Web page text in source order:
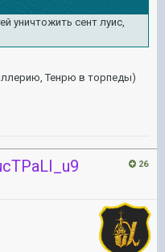
уничтожить сент луис,
Тенрю в торпеды)
26